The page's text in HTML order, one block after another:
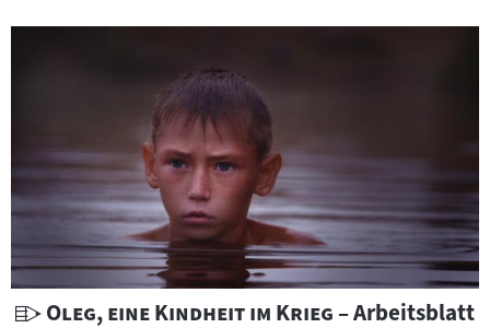
h
t
e
r
i
a
l
U
"
Oleg, eine Kindheit im Krieg "
– Arbeitsblatt